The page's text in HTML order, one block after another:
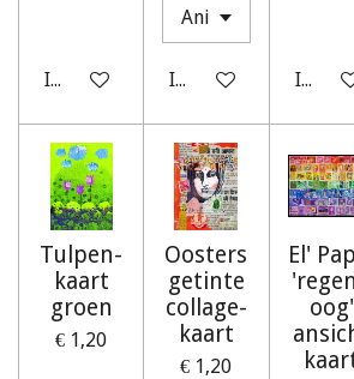
In winkelwagenIn winkelwagenIn
Tulpen-
kaart
groen
€ 1,20
Oosters
getinte
collage-
kaart
€ 1,20
El'
oog'